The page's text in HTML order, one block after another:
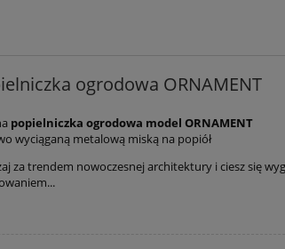
ogrodowa ORNAMENT
popielniczka ogrodowa model ORNAMENT
wyciąganą metalową miską na popiół
za trendem nowoczesnej architektury i ciesz się